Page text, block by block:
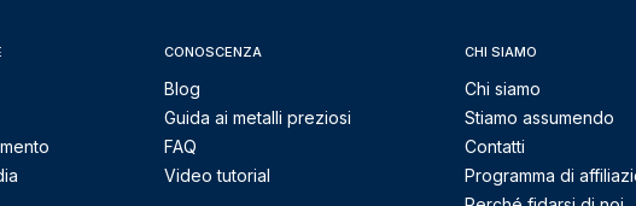
CONOSCENZA
Blog
Guida ai metalli preziosi
FAQ
Video tutorial
CHI SIAMO
Chi siamo
Stiamo assumendo
Contatti
Programma di